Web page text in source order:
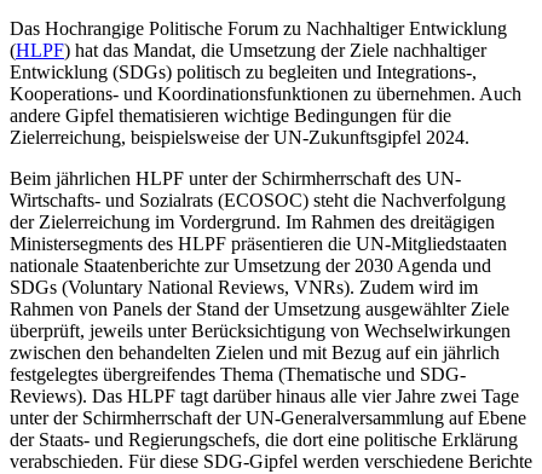
Das Hochrangige Politische Forum zu Nachhaltiger Entwicklung
(HLPF) hat das Mandat, die Umsetzung der Ziele nachhaltiger
Entwicklung (SDGs) politisch zu begleiten und Integrations-,
Kooperations- und Koordinationsfunktionen zu übernehmen. Auch
andere Gipfel thematisieren wichtige Bedingungen für die
Zielerreichung, beispielsweise der UN-Zukunftsgipfel 2024.
Beim jährlichen HLPF unter der Schirmherrschaft des UN-
Wirtschafts- und Sozialrats (ECOSOC) steht die Nachverfolgung
der Zielerreichung im Vordergrund. Im Rahmen des dreitägigen
Ministersegments des HLPF präsentieren die UN-Mitgliedstaaten
nationale Staatenberichte zur Umsetzung der 2030 Agenda und
SDGs (Voluntary National Reviews, VNRs). Zudem wird im
Rahmen von Panels der Stand der Umsetzung ausgewählter Ziele
überprüft, jeweils unter Berücksichtigung von Wechselwirkungen
zwischen den behandelten Zielen und mit Bezug auf ein jährlich
festgelegtes übergreifendes Thema (Thematische und SDG-
Reviews). Das HLPF tagt darüber hinaus alle vier Jahre zwei Tage
unter der Schirmherrschaft der UN-Generalversammlung auf Ebene
der Staats- und Regierungschefs, die dort eine politische Erklärung
verabschieden. Für diese SDG-Gipfel werden verschiedene Berichte